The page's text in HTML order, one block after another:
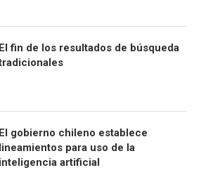
El fin de los resultados de búsqueda
El gobierno chileno establece
lineamientos para uso de la
inteligencia artificial